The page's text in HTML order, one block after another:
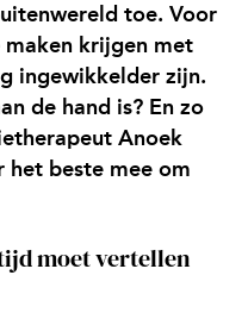
toe. Voor
krijgen met
ingewikkelder zijn.
de hand is? En zo
Anoek
beste mee om
moet vertellen